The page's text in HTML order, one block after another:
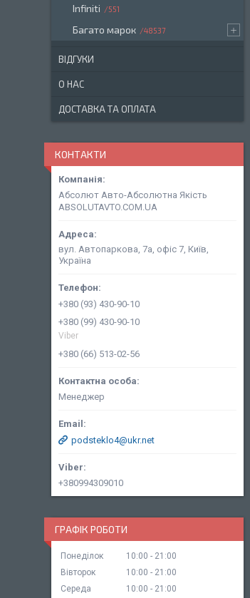
Infiniti 551
Багато марок 48537
ВІДГУКИ
О НАС
ДОСТАВКА ТА ОПЛАТА
КОНТАКТИ
Абсолют Авто-Абсолютна Якість
ABSOLUTAVTO.COM.UA
вул. Автопаркова, 7а, офіс 7, Київ,
Україна
+380 (93) 430-90-10
+380 (99) 430-90-10
Viber
+380 (66) 513-02-56
Менеджер
podsteklo4@ukr.net
+380994309010
ГРАФІК РОБОТИ
Понеділок 10:00
21:00
Вівторок
10:00
21:00
Середа
10:00 21:00